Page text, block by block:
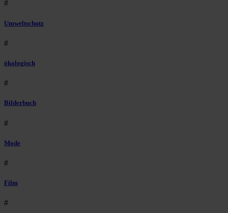
#
Umweltschutz
#
ökologisch
#
Bilderbuch
#
Mode
#
Film
#